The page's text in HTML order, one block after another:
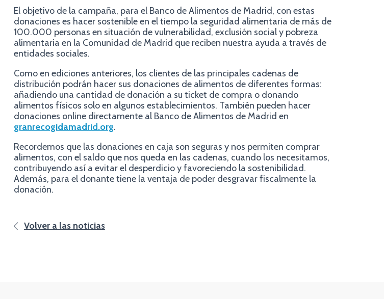
El objetivo de la campaña, para el Banco de Alimentos de Madrid, con estas
donaciones es hacer sostenible en el tiempo la seguridad alimentaria de más de
100.000 personas en situación de vulnerabilidad, exclusión social y pobreza
alimentaria en la Comunidad de Madrid que reciben nuestra ayuda a través de
entidades sociales.
Como en ediciones anteriores, los clientes de las principales cadenas de
distribución podrán hacer sus donaciones de alimentos de diferentes formas:
añadiendo una cantidad de donación a su ticket de compra o donando
alimentos físicos solo en algunos establecimientos. También pueden hacer
donaciones online directamente al Banco de Alimentos de Madrid en
granrecogidamadrid.org.
Recordemos que las donaciones en caja son seguras y nos permiten comprar
alimentos, con el saldo que nos queda en las cadenas, cuando los necesitamos,
contribuyendo así a evitar el desperdicio y favoreciendo la sostenibilidad.
Además, para el donante tiene la ventaja de poder desgravar fiscalmente la
donación.
Volver a las noticias